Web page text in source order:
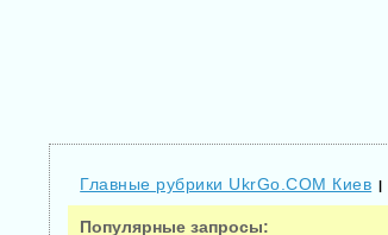
Главные рубрики UkrGo.COM Киев |
Популярные запросы: